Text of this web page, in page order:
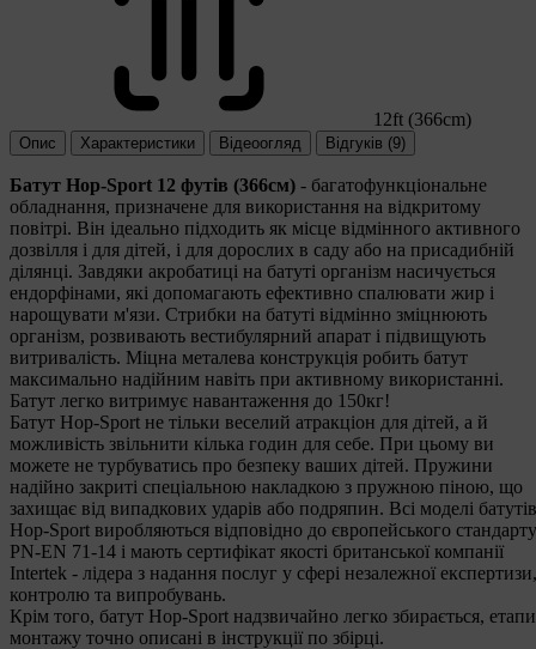
12ft (366cm)
Опис Характеристики Відеоогляд Відгуків (9)
Батут Hop-Sport 12 футів (366см) - багатофункціональне
обладнання, призначене для використання на відкритому
повітрі. Він ідеально підходить як місце відмінного активного
дозвілля і для дітей, і для дорослих в саду або на присадибній
ділянці. Завдяки акробатиці на батуті організм насичується
ендорфінами, які допомагають ефективно спалювати жир і
нарощувати м'язи. Стрибки на батуті відмінно зміцнюють
організм, розвивають вестибулярний апарат і підвищують
витривалість. Міцна металева конструкція робить батут
максимально надійним навіть при активному використанні.
Батут легко витримує навантаження до 150кг!
Батут Hop-Sport не тільки веселий атракціон для дітей, а й
можливість звільнити кілька годин для себе. При цьому ви
можете не турбуватись про безпеку ваших дітей. Пружини
надійно закриті спеціальною накладкою з пружною піною, що
захищає від випадкових ударів або подряпин. Всі моделі батутів
Hop-Sport виробляються відповідно до європейського стандарту
PN-EN 71-14 і мають сертифікат якості британської компанії
Intertek - лідера з надання послуг у сфері незалежної експертизи,
контролю та випробувань.
Крім того, батут Hop-Sport надзвичайно легко збирається, етапи
монтажу точно описані в інструкції по збірці.